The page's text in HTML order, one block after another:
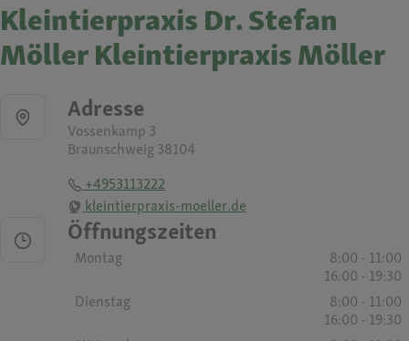
Kleintierpraxis Dr. Stefan
Möller Kleintierpraxis Möller
Adresse
Vossenkamp 3
Braunschweig 38104
+4953113222
kleintierpraxis-moeller.de
Öffnungszeiten
Montag
8:00 - 11:00
16:00 - 19:30
Dienstag
8:00 - 11:00
16:00 - 19:30